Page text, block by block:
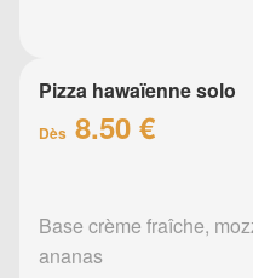
Pizza hawaïenne solo
Dès 8.50 €
Base crème fraîche,
ananas